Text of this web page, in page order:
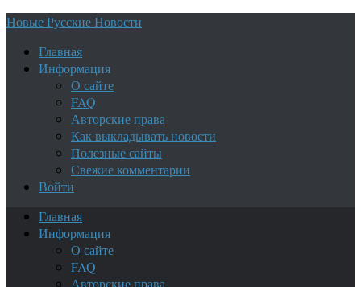
Новые Русские Новости
Главная
Информация
О сайте
FAQ
Авторские права
Как выкладывать новости
Полезные сайты
Свежие комментарии
Войти
Главная
Информация
О сайте
FAQ
Авторские права